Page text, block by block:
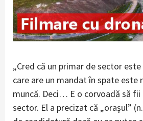
„Cred că un primar de sector
care are un mandat în spate
muncă. Deci… E o corvoadă să fii
sector. El a precizat că „orașul”